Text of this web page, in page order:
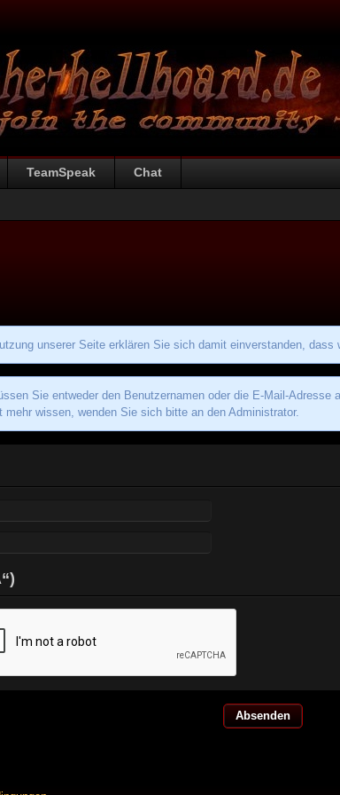
TeamSpeak Chat
unserer Seite erklären Sie sich damit einverstanden, dass
Sie entweder den Benutzernamen oder die E-Mail-
wissen, wenden Sie sich bitte an den Administrator.